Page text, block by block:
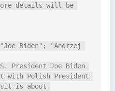
details will be
Biden"; "Andrzej
President Joe Biden
with Polish President
is about